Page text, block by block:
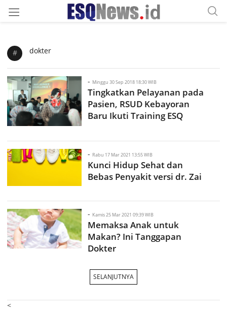
# dokter
- Minggu 30 Sep 2018 18:30 WIB
Tingkatkan Pelayanan pada
Pasien, RSUD Kebayoran
Baru Ikuti Training ESQ
- Rabu 17 Mar 2021 13:55 WIB
Kunci Hidup Sehat dan
Bebas Penyakit versi dr. Zai
- Kamis 25 Mar 2021 09:39 WIB
Memaksa Anak untuk
Makan? Ini Tanggapan
Dokter
SELANJUTNYA
<